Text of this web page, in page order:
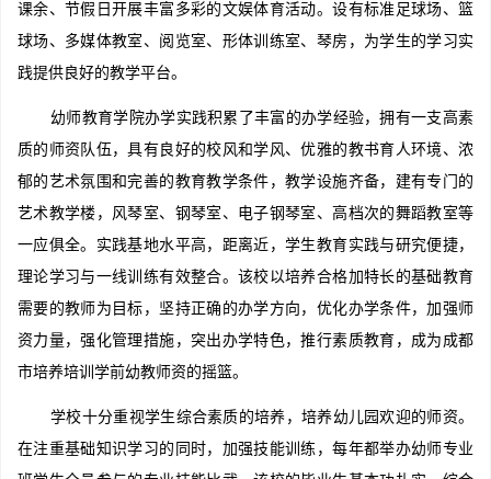
课余、节假日开展丰富多彩的文娱体育活动。设有标准足球场、篮
球场、多媒体教室、阅览室、形体训练室、琴房，为学生的学习实
践提供良好的教学平台。
幼师教育学院办学实践积累了丰富的办学经验，拥有一支高素
质的师资队伍，具有良好的校风和学风、优雅的教书育人环境、浓
郁的艺术氛围和完善的教育教学条件，教学设施齐备，建有专门的
艺术教学楼，风琴室、钢琴室、电子钢琴室、高档次的舞蹈教室等
一应俱全。实践基地水平高，距离近，学生教育实践与研究便捷，
理论学习与一线训练有效整合。该校以培养合格加特长的基础教育
需要的教师为目标，坚持正确的办学方向，优化办学条件，加强师
资力量，强化管理措施，突出办学特色，推行素质教育，成为成都
市培养培训学前幼教师资的摇篮。
学校十分重视学生综合素质的培养，培养幼儿园欢迎的师资。
在注重基础知识学习的同时，加强技能训练，每年都举办幼师专业